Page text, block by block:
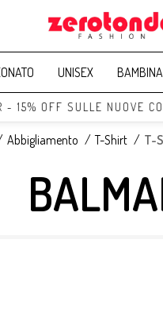
UNISEX BAMBINA
OFF SULLE NUOVE
Abbigliamento / T-Shirt / T-